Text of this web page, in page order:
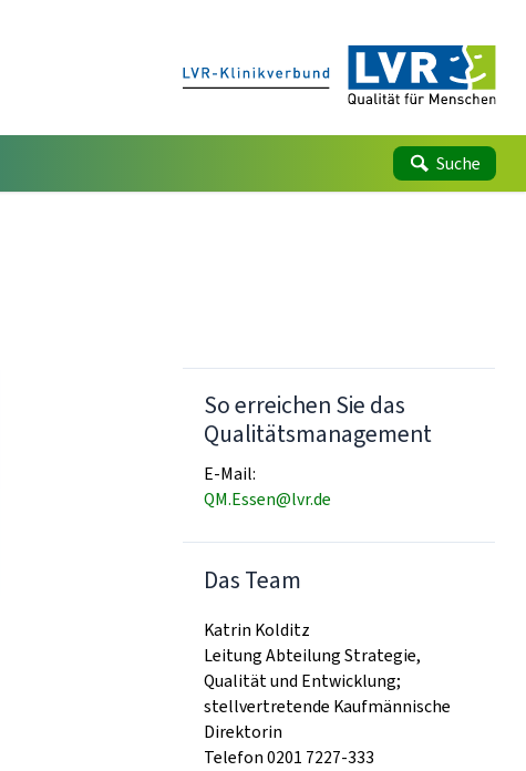
Suche
So erreichen Sie das
Qualitätsmanagement
E-Mail:
QM.Essen@lvr.de
Das Team
Katrin Kolditz
Leitung Abteilung Strategie,
Qualität und Entwicklung;
stellvertretende Kaufmännische
Direktorin
Telefon 0201 7227-333